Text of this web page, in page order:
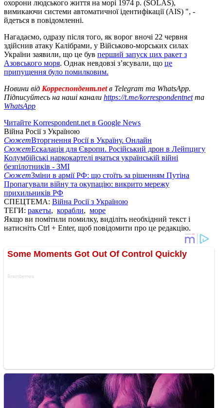
охорони людського життя на морі 1974 р. (SOLAS),
вимикаючи системи автоматичної ідентифікації (AIS) ", -
йдеться в повідомленні.
Нагадаємо, одразу після того, як ворог вночі 22 червня
здійснив атаку Калібрами, у Військово-морських силах
України заявили, що це був перший запуск цих ракет з
Азовського моря. Однак невдовзі з’ясували, що це
припущення було помилковим.
Новини від Корреспондент.netв Telegram та WhatsApp.
Підписуйтесь на наші канали https://t.me/korrespondentnetта
WhatsApp
Читайте Korrespondent.net в Google News
Війна Росії з Україною
СюжетВторгнення Росії в Україну. Онлайн
СюжетЕскалація для Європи. Російський дрон в Лейпцигу
Колумбійські наркокартелі вчаться українській війні
безпілотників - ЗМІ
СюжетЗміни в армії РФ: що стоїть за рішенням Путіна
Пропагували війну та окупацію: викрито мережу
прихильників РФ
СПЕЦТЕМА: Війна Росії з Україною
ТЕГИ: ракеты, корабли, море
Якщо ви помітили помилку, виділіть необхідний текст і
натисніть Ctrl + Enter, щоб повідомити про це редакцію.